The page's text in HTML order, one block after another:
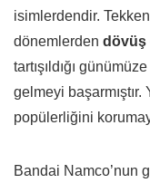
isimlerdendir.
dönemlerden dövüş
tartışıldığı
gelmeyi
popülerliğini
Bandai Namco’nun